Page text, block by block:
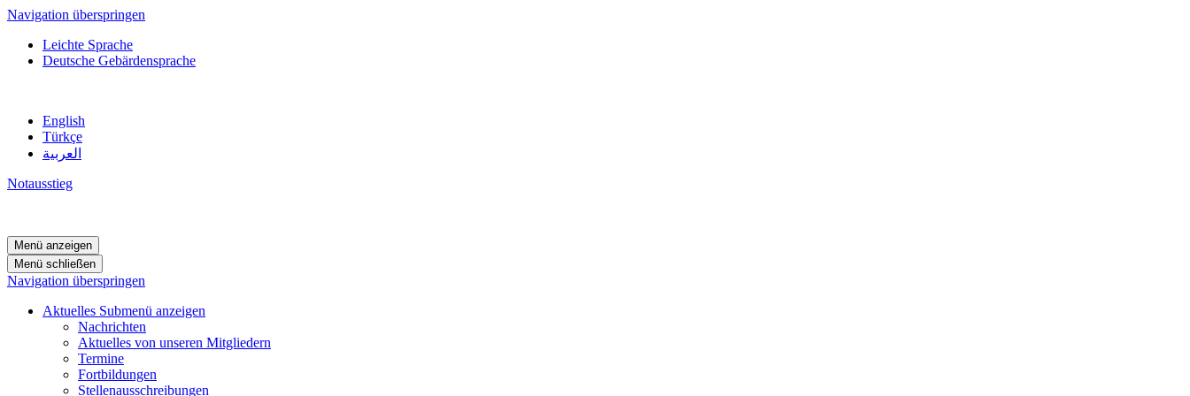
Navigation überspringen
Leichte Sprache
Deutsche Gebärdensprache
English
Türkçe
العربية
Notausstieg
Menü anzeigen
Menü schließen
Navigation überspringen
Aktuelles Submenü anzeigen
Nachrichten
Aktuelles von unseren Mitgliedern
Termine
Fortbildungen
Stellenausschreibungen